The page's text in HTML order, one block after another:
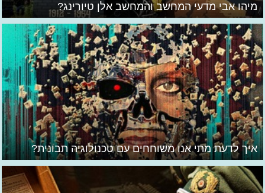
מיהו אבי מדעי המחשב והמחשב אלן טיורינג?
איך לדעת מתי אנו משוחחים עם טכנולוגיה תבונית?